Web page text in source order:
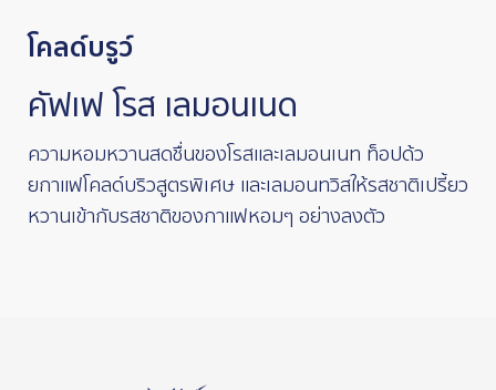
โคลด์บรูว์
คัฟเฟ โรส เลมอนเนด
ความหอมหวานสดชื่นของโรสและเลมอนเนท ท็อปด้ว
ยกาแฟโคลด์บริวสูตรพิเศษ และเลมอนทวิสให้รสชาติเปรี้ยว
หวานเข้ากับรสชาติของกาแฟหอมๆ อย่างลงตัว